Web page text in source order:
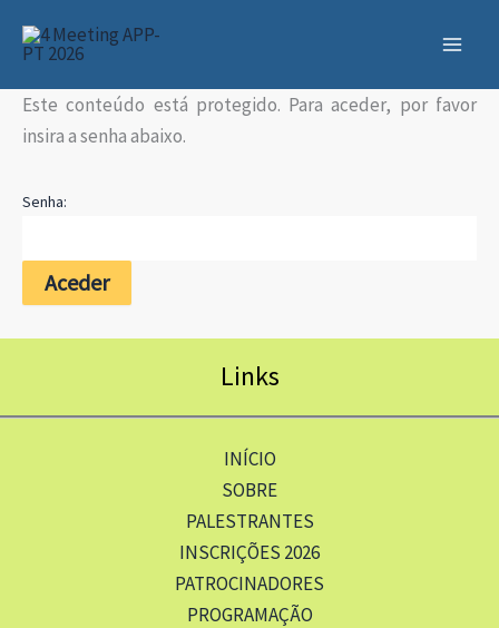
Este conteúdo está protegido. Para aceder, por favor
insira a senha abaixo.
Senha:
Links
INÍCIO
SOBRE
PALESTRANTES
INSCRIÇÕES 2026
PATROCINADORES
PROGRAMAÇÃO